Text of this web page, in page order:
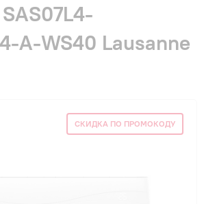
A-WS40 Lausanne
СКИДКА ПО ПРОМОКОДУ